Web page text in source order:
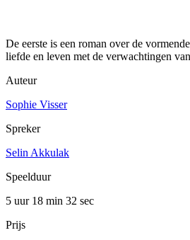
De eerste is een roman over de
liefde en leven met de verwachtingen
Auteur
Sophie Visser
Spreker
Selin Akkulak
Speelduur
5 uur 18 min 32 sec
Prijs